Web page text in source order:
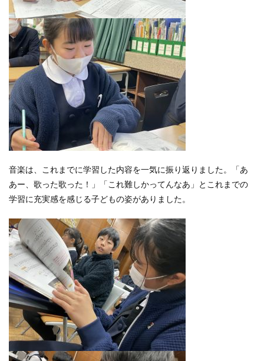
音楽は、これまでに学習した内容を一気に振り返りました。「あ
あー、歌った歌った！」「これ難しかってんなあ」とこれまでの
学習に充実感を感じる子どもの姿がありました。